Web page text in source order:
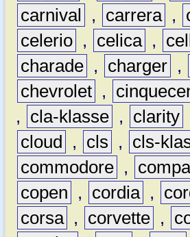
carnival
, carrera ,
celerio , celica ,
charade , charger ,
chevrolet ,
,
cla-klasse , clarity
cloud
, cls , cls-
commodore ,
copen
, cordia ,
corsa , corvette ,